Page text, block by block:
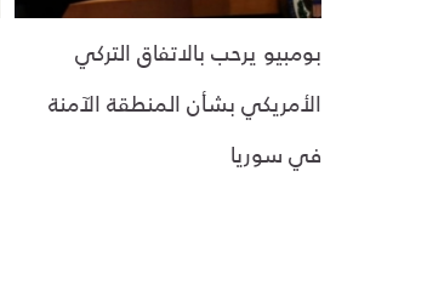
بومبيو يرحب بالاتفاق التركي
الأمريكي بشأن المنطقة الآمنة
في سوريا